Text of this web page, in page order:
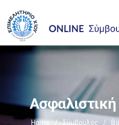
Home / Σύμβουλος /